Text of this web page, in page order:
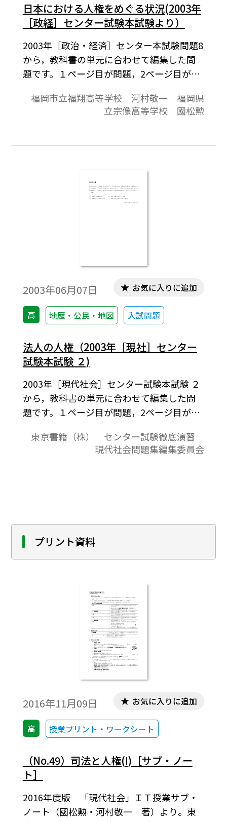
日本における人権をめぐる状況(2003年
［政経］センター試験本試験より）
2003年［政治・経済］センター本試験問題8
から，教科書の単元に合わせて編集した問
題です。１ページ目が問題，2ページ目が解
福岡市立福翔高等学校 河村敬一 福岡県
立宗像高等学校 國松勲
2003年06月07日
高 地歴・公民・地図 入試問題
お気に入りに追加
法人の人権（2003年［現社］センター
試験本試験 ２)
2003年［現代社会］センター試験本試験 ２
から，教科書の単元に合わせて編集した問
題です。１ページ目が問題，2ページ目が解
東京書籍（株） センター試験徹底演習
現代社会問題集編集委員会
プリント資料
2016年11月09日
高 授業プリント・ワークシート
お気に入りに追加
（No.49）司法と人権(Ⅰ)［サブ・ノー
ト］
2016年度版 「現代社会」ＩＴ授業サブ・
ノート（國松勲・河村敬一 著）より。東